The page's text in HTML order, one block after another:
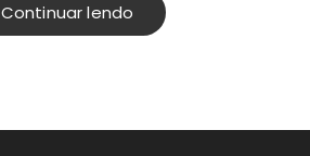
Continuar lendo